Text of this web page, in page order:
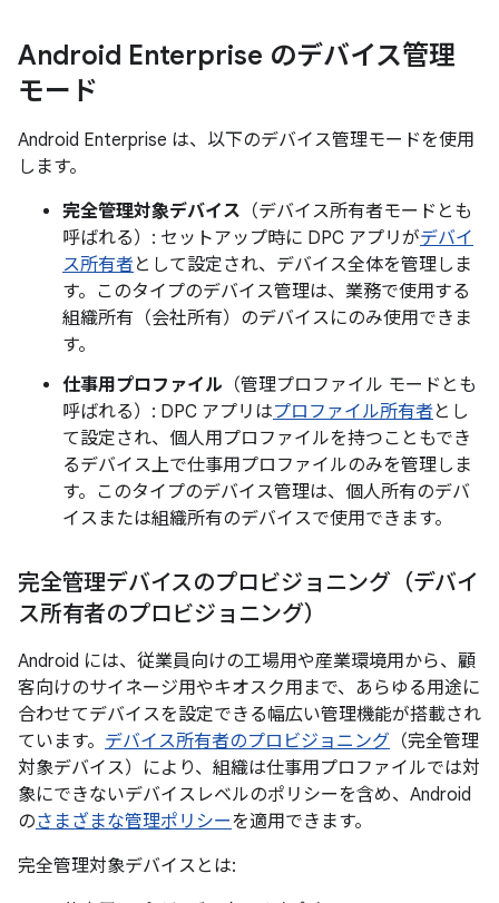
Android Enterprise のデバイス管理
モード
Android Enterprise は、以下のデバイス管理モードを使用
します。
完全管理対象デバイス （デバイス所有者モード とも
呼ばれる）: セットアップ時に DPC アプリがデバイ
ス所有者 として設定され、デバイス全体を管理しま
す。このタイプのデバイス管理は、業務で使用する
組織所有（会社所有）のデバイスにのみ使用できま
す。
仕事用プロファイル （管理プロファイル モード とも
呼ばれる）: DPC アプリはプロファイル所有者 とし
て設定され、個人用プロファイルを持つこともでき
るデバイス上で仕事用プロファイルのみを管理しま
す。このタイプのデバイス管理は、個人所有のデバ
イスまたは組織所有のデバイスで使用できます。
完全管理デバイスのプロビジョニング（デバイ
ス所有者のプロビジョニング）
Android には、従業員向けの工場用や産業環境用から、顧
客向けのサイネージ用やキオスク用まで、あらゆる用途に
合わせてデバイスを設定できる幅広い管理機能が搭載され
ています。 デバイス所有者のプロビジョニング （完全管理
対象デバイス）により、組織は仕事用プロファイルでは対
象にできないデバイスレベルのポリシーを含め、Android
のさまざまな管理ポリシーを適用できます。
完全管理対象デバイスとは: